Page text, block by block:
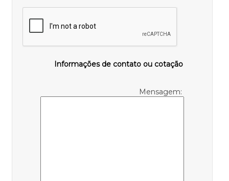
Informações de contato ou cotação
Mensagem: